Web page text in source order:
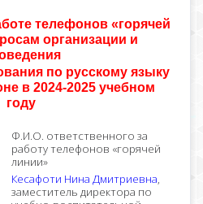
телефонов «горячей
организации и
по русскому языку
в 2024-2025 учебном
году
Ф.И.О. ответственного за
работу телефонов «горячей
линии»
Кесафоти Нина Дмитриевна,
заместитель директора по